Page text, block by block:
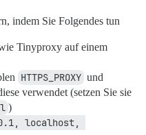
indem Sie Folgendes tun
Tinyproxy auf einem
HTTPS_PROXY und
verwendet (setzen Sie sie
)
localhost,